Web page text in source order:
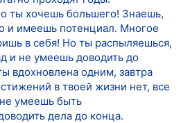
ты хочешь большего! Знаешь,
и имеешь потенциал. Многое
в себя! Но ты распыляешься,
и не умеешь доводить до
вдохновлена одним, завтра
в твоей жизни нет, все
умеешь быть
дела до конца.